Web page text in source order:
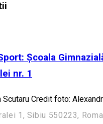
Școala
nr. 1
Credit foto:
1, Sibiu 550223,